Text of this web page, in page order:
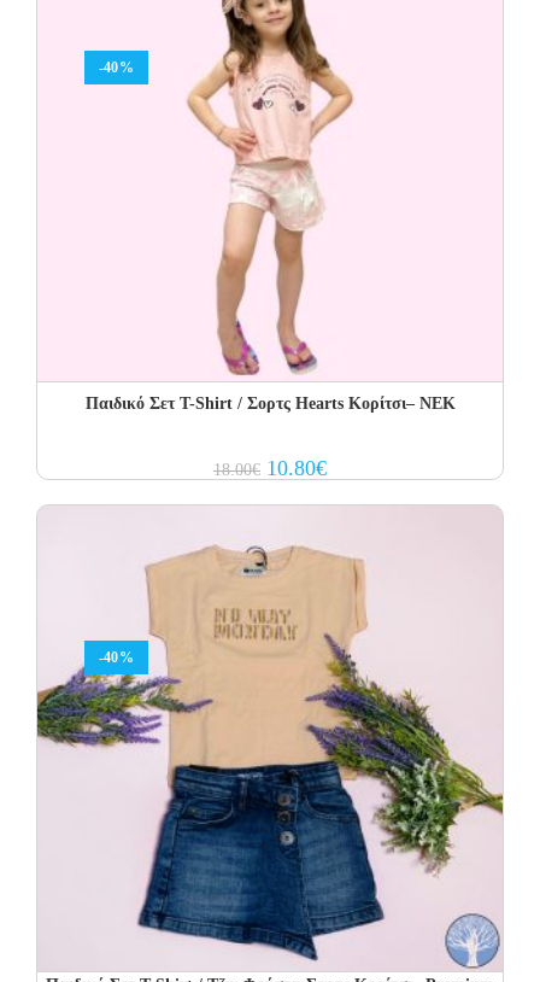
-40%
Παιδικό Σετ T-Shirt / Σορτς Hearts Κορίτσι– NEK
18.00€ Original
price
10.80€Current
price
-40%